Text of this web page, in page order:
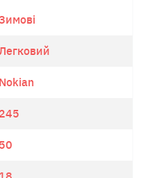
Nokian
245
50